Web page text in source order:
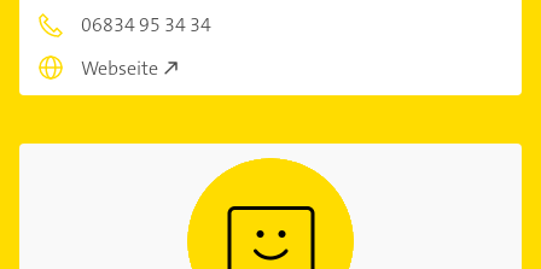
06834 95 34 34
Webseite